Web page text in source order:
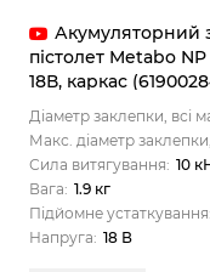
Акумуляторний
пістолет Metabo NP
18В, каркас
Діаметр заклепки, всі
Макс. діаметр
Сила витягування: 10
Вага: 1.9 кг
Підйомне устаткування:
Напруга: 18 В